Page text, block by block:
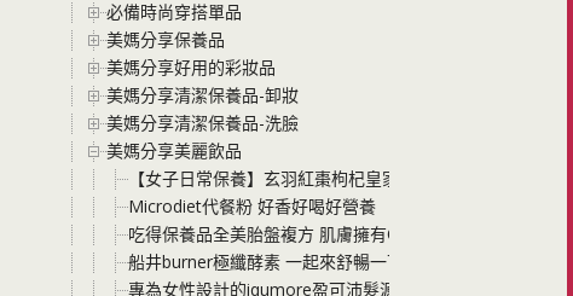
必備時尚穿搭單品
美媽分享保養品
美媽分享好用的彩妝品
美媽分享清潔保養品-卸妝
美媽分享清潔保養品-洗臉
美媽分享美麗飲品
【女子日常保養】玄羽紅棗枸杞皇家滴雞精 像喝現熬雞
Microdiet代餐粉 好香好喝好營養
吃得保養品全美胎盤複方 肌膚擁有Q彈魅力的秘密
船井burner極纖酵素 一起來舒暢一下淨化自己打擊肉肉吧
專為女性設計的iqumore盈可沛髮源養護保健膠囊 年紀漸